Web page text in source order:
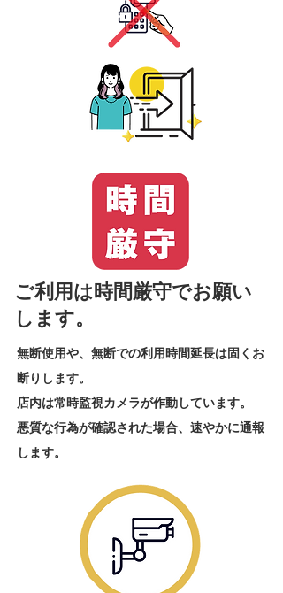
​ご利用は時間厳守でお願い
します。
​無断使用や、無断での利用時間延長は固くお
断りします。
店内は常時監視カメラが作動しています。
悪質な行為が確認された場合、速やかに通報
します。